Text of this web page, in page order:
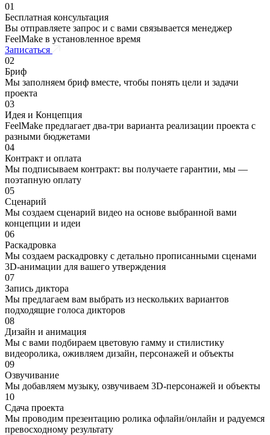
01
Бесплатная консультация
Вы отправляете запрос и с вами связывается менеджер
FeelMake в установленное время
Записаться
02
Бриф
Мы заполняем бриф вместе, чтобы понять цели и задачи
проекта
03
Идея и Концепция
FeelMake предлагает два-три варианта реализации проекта с
разными бюджетами
04
Контракт и оплата
Мы подписываем контракт: вы получаете гарантии, мы —
поэтапную оплату
05
Сценарий
Мы создаем сценарий видео на основе выбранной вами
концепции и идеи
06
Раскадровка
Мы создаем раскадровку с детально прописанными сценами
3D-анимации для вашего утверждения
07
Запись диктора
Мы предлагаем вам выбрать из нескольких вариантов
подходящие голоса дикторов
08
Дизайн и анимация
Мы с вами подбираем цветовую гамму и стилистику
видеоролика, оживляем дизайн, персонажей и объекты
09
Озвучивание
Мы добавляем музыку, озвучиваем 3D-персонажей и объекты
10
Сдача проекта
Мы проводим презентацию ролика офлайн/онлайн и радуемся
превосходному результату